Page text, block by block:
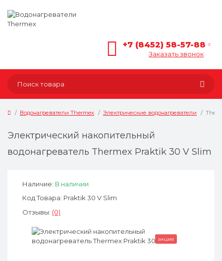
+7 (8452) 58-57-88
Заказать звонок
Водонагреватели Thermex Электрические водонагреватели
Электрический накопительный
водонагреватель Thermex Praktik 30 V Slim
Наличие: В наличии
Код Товара: Praktik 30 V Slim
Отзывы: (0)
акция